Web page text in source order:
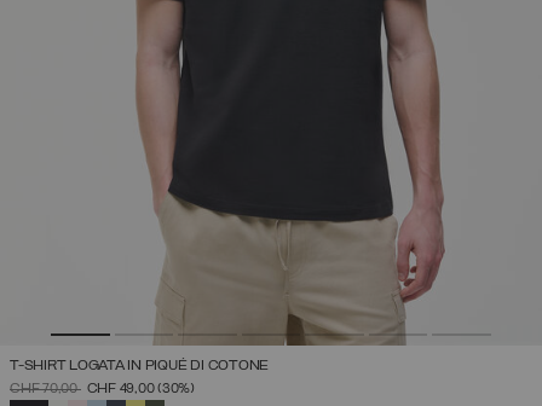
T-SHIRT LOGATA IN PIQUÉ DI COTONE
PREZZO RIDOTTO DA
CHF 70,00ACHF 49,00(30%)